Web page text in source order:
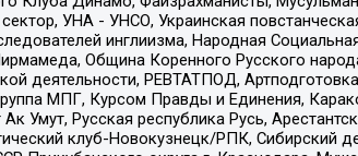
УНА - УНСО, Украинская
инглиизма, Народная
Община Коренного Русского
деятельности, РЕВТАТПОД,
МПГ, Курсом Правды и Единения,
Умут, Русская республика Русь,
клуб-Новокузнецк/РПК,